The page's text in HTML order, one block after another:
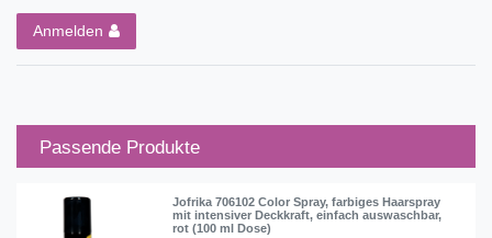
Anmelden
Passende Produkte
Jofrika 706102 Color Spray, farbiges Haarspray
mit intensiver Deckkraft, einfach auswaschbar,
rot (100 ml Dose)